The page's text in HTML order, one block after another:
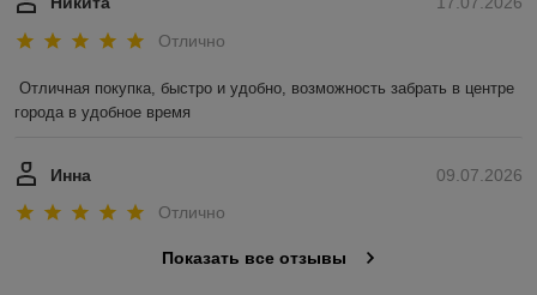
Отлично
Отличная покупка, быстро и удобно, возможность забрать в центре
города в удобное время
09.07.2026
Инна
Отлично
Показать все отзывы